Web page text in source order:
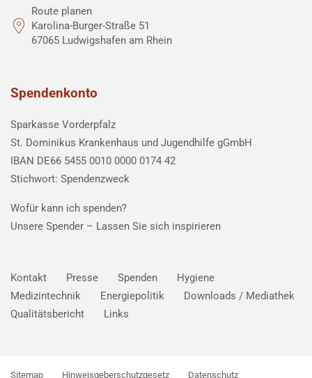
Route planen
Karolina-Burger-Straße 51
67065 Ludwigshafen am Rhein
Spendenkonto
Sparkasse Vorderpfalz
St. Dominikus Krankenhaus und Jugendhilfe gGmbH
IBAN DE66 5455 0010 0000 0174 42
Stichwort: Spendenzweck
Wofür kann ich spenden?
Unsere Spender – Lassen Sie sich inspirieren
Kontakt Presse Spenden
Hygiene
Medizintechnik
Energiepolitik
Downloads / Mediathek
Qualitätsbericht
Links
Sitemap Hinweisgeberschutzgesetz Datenschutz